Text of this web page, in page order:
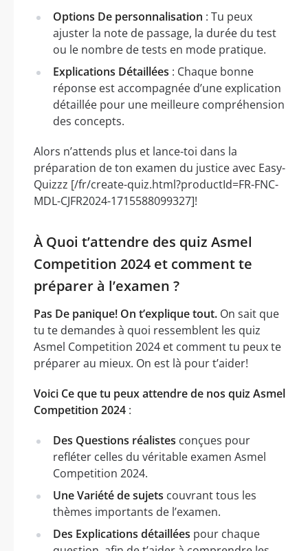
Options De personnalisation : Tu peux
ajuster la note de passage, la durée du test
ou le nombre de tests en mode pratique.
Explications Détaillées : Chaque bonne
réponse est accompagnée d’une explication
détaillée pour une meilleure compréhension
des concepts.
Alors n’attends plus et lance-toi dans la
préparation de ton examen du justice avec Easy-
Quizzz [/fr/create-quiz.html?productId=FR-FNC-
MDL-CJFR2024-1715588099327]!
À Quoi t’attendre des quiz Asmel
Competition 2024 et comment te
préparer à l’examen ?
Pas De panique! On t’explique tout. On sait que
tu te demandes à quoi ressemblent les quiz
Asmel Competition 2024 et comment tu peux te
préparer au mieux. On est là pour t’aider!
Voici Ce que tu peux attendre de nos quiz Asmel
Competition 2024 :
Des Questions réalistes conçues pour
refléter celles du véritable examen Asmel
Competition 2024.
Une Variété de sujets couvrant tous les
thèmes importants de l’examen.
Des Explications détaillées pour chaque